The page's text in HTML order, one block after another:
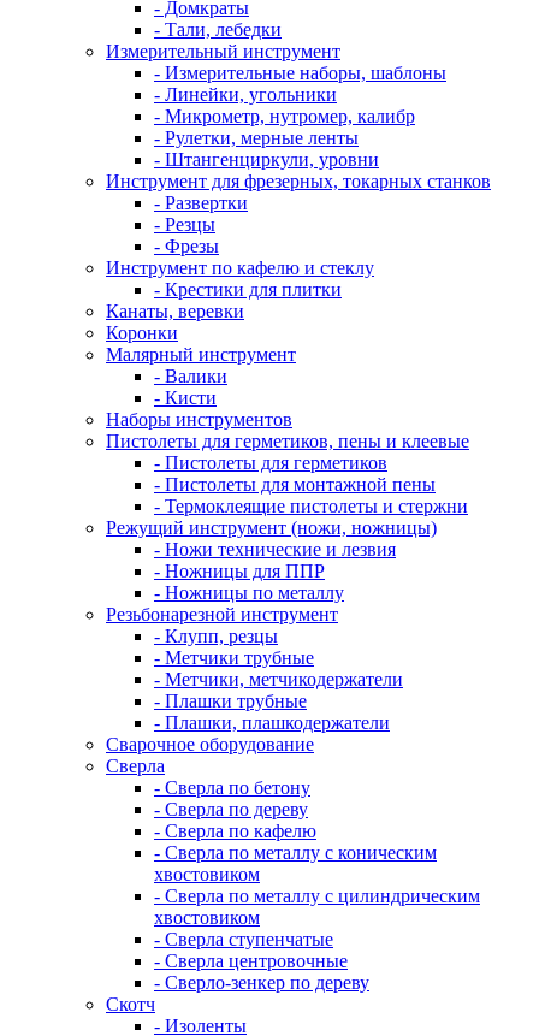
- Домкраты
- Тали, лебедки
Измерительный инструмент
- Измерительные наборы, шаблоны
- Линейки, угольники
- Микрометр, нутромер, калибр
- Рулетки, мерные ленты
- Штангенциркули, уровни
Инструмент для фрезерных, токарных станков
- Развертки
- Резцы
- Фрезы
Инструмент по кафелю и стеклу
- Крестики для плитки
Канаты, веревки
Коронки
Малярный инструмент
- Валики
- Кисти
Наборы инструментов
Пистолеты для герметиков, пены и клеевые
- Пистолеты для герметиков
- Пистолеты для монтажной пены
- Термоклеящие пистолеты и стержни
Режущий инструмент (ножи, ножницы)
- Ножи технические и лезвия
- Ножницы для ППР
- Ножницы по металлу
Резьбонарезной инструмент
- Клупп, резцы
- Метчики трубные
- Метчики, метчикодержатели
- Плашки трубные
- Плашки, плашкодержатели
Сварочное оборудование
Сверла
- Сверла по бетону
- Сверла по дереву
- Сверла по кафелю
- Сверла по металлу с коническим
хвостовиком
- Сверла по металлу с цилиндрическим
хвостовиком
- Сверла ступенчатые
- Сверла центровочные
- Сверло-зенкер по дереву
Скотч
- Изоленты